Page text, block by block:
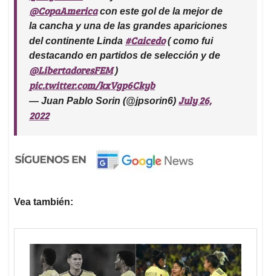
@CopaAmericacon este gol de la mejor de
la cancha y una de las grandes apariciones
del continente Linda #Caicedo( como fui
destacando en partidos de selección y de
@LibertadoresFEM)
pic.twitter.com/kxVgp6Ckyb
— Juan Pablo Sorin (@jpsorin6) July 26,
2022
Vea también: